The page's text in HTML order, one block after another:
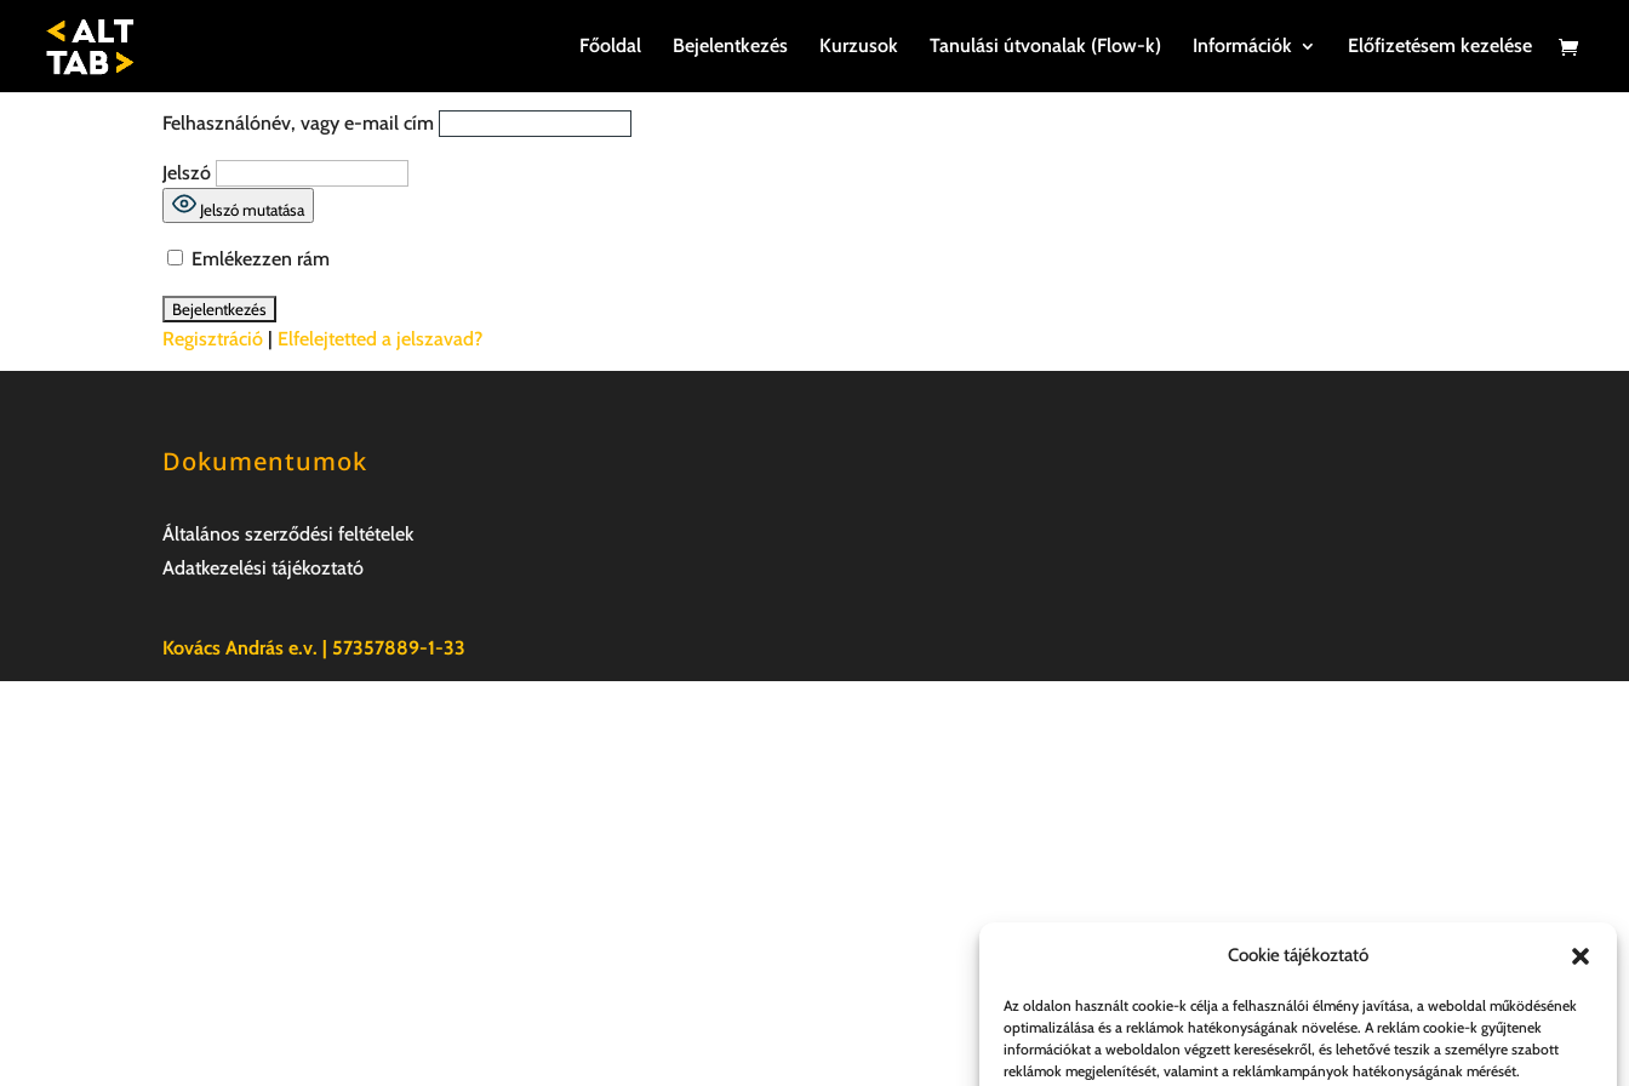
Cookie tájékoztató
Az oldalon használt cookie-k célja a felhasználói élmény javítása, a weboldal működésének
optimalizálása és a reklámok hatékonyságának növelése. A reklám cookie-k gyűjtenek
információkat a weboldalon végzett keresésekről, és lehetővé teszik a személyre szabott
reklámok megjelenítését, valamint a reklámkampányok hatékonyságának mérését.
Főoldal Bejelentkezés Kurzusok Tanulási útvonalak (Flow-k) Információk Előfizetésem kezelése
Felhasználónév, vagy e-mail cím
Jelszó
Jelszó mutatása
Emlékezzen rám
Regisztráció Elfelejtetted a jelszavad?
Dokumentumok
Általános szerződési feltételek
Adatkezelési tájékoztató
Kovács András e.v. | 57357889-1-33